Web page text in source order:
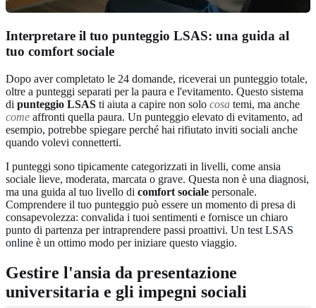
Interpretare il tuo punteggio LSAS: una guida al
tuo comfort sociale
Dopo aver completato le 24 domande, riceverai un punteggio totale,
oltre a punteggi separati per la paura e l'evitamento. Questo sistema
di punteggio LSAS ti aiuta a capire non solo cosa temi, ma anche
come affronti quella paura. Un punteggio elevato di evitamento, ad
esempio, potrebbe spiegare perché hai rifiutato inviti sociali anche
quando volevi connetterti.
I punteggi sono tipicamente categorizzati in livelli, come ansia
sociale lieve, moderata, marcata o grave. Questa non è una diagnosi,
ma una guida al tuo livello di comfort sociale personale.
Comprendere il tuo punteggio può essere un momento di presa di
consapevolezza: convalida i tuoi sentimenti e fornisce un chiaro
punto di partenza per intraprendere passi proattivi. Un test LSAS
online è un ottimo modo per iniziare questo viaggio.
Gestire l'ansia da presentazione
universitaria e gli impegni sociali